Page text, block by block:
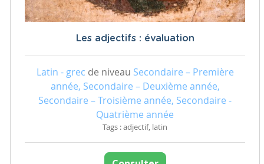
Les adjectifs : évaluation
Latin - grec de niveau Secondaire – Première
année, Secondaire – Deuxième année,
Secondaire – Troisième année, Secondaire -
Quatrième année
Tags : adjectif, latin